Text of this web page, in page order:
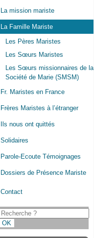
La mission mariste
La Famille Mariste
Les Pères Maristes
Les Sœurs Maristes
Les Sœurs missionnaires de la
Société de Marie (SMSM)
Fr. Maristes en France
Frères Maristes à l’étranger
Ils nous ont quittés
Solidaires
Parole-Ecoute Témoignages
Dossiers de Présence Mariste
Contact